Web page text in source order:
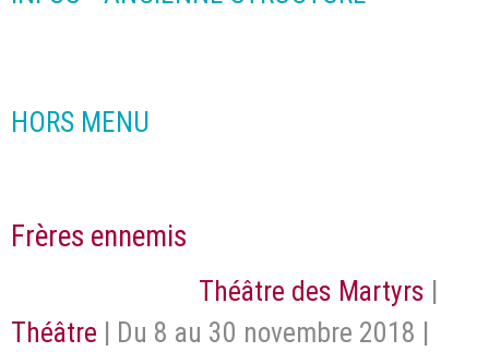
HORS MENU
Frères ennemis
Théâtre des Martyrs |
Théâtre